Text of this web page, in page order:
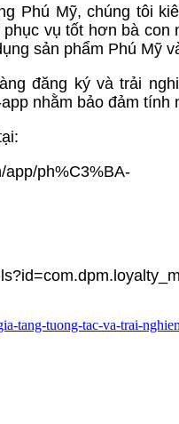
Phú Mỹ, chúng tôi
vụ tốt hơn bà
sản phẩm Phú Mỹ
đăng ký và trải
nhằm bảo đảm
ph%C3%BA-
tang-tuong-tac-va-trai-